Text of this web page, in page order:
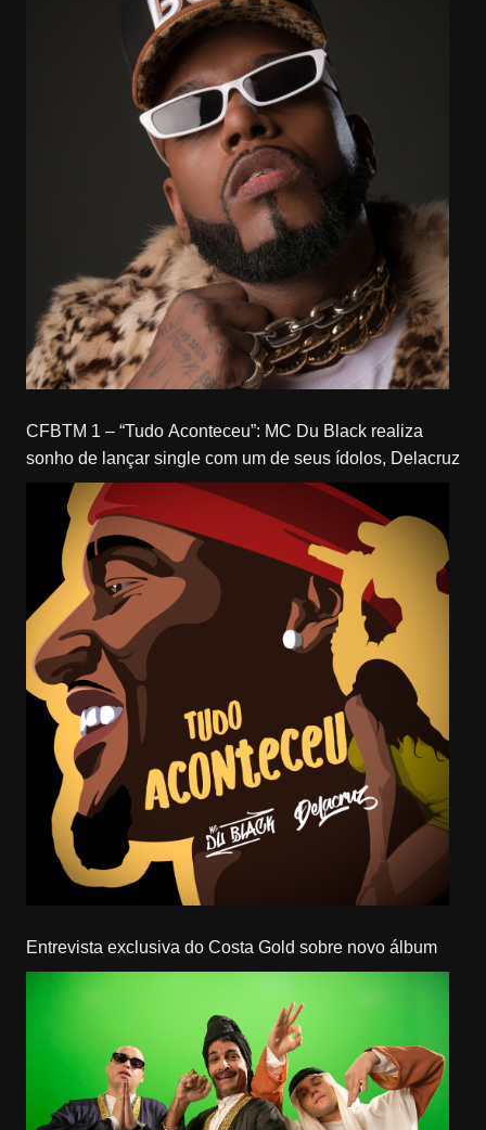
CFBTM 1 – “Tudo Aconteceu”: MC Du Black realiza
sonho de lançar single com um de seus ídolos, Delacruz
Entrevista exclusiva do Costa Gold sobre novo álbum